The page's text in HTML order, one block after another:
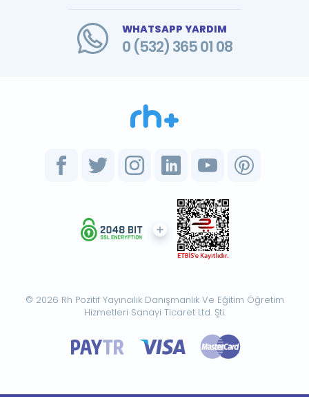
WHATSAPP YARDIM
0 (532) 365 01 08
© 2026 Rh Pozitif Yayıncılık Danışmanlık Ve Eğitim Öğretim
Hizmetleri Sanayi Ticaret Ltd. Şti.